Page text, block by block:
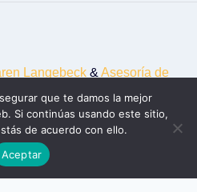
Langebeck & Asesoría de
que te damos la mejor
Si continúas usando este sitio,
de acuerdo con ello.
Aceptar